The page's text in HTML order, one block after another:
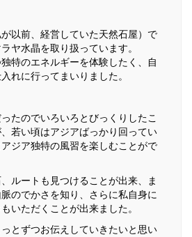
以前、経営していた天然石屋）で
ヤ水晶を取り扱っています。
特のエネルギーを体験したく、自
れに行ってまいりました。
たのでいろいろとびっくりしたこ
若い頃はアジアばっかり回ってい
ジア独特の風習を楽しむことがで
ルートも見つけることが出来、ま
のでかさを知り、さらに私自身に
いただくことが出来ました。
とずつお伝えしていきたいと思い